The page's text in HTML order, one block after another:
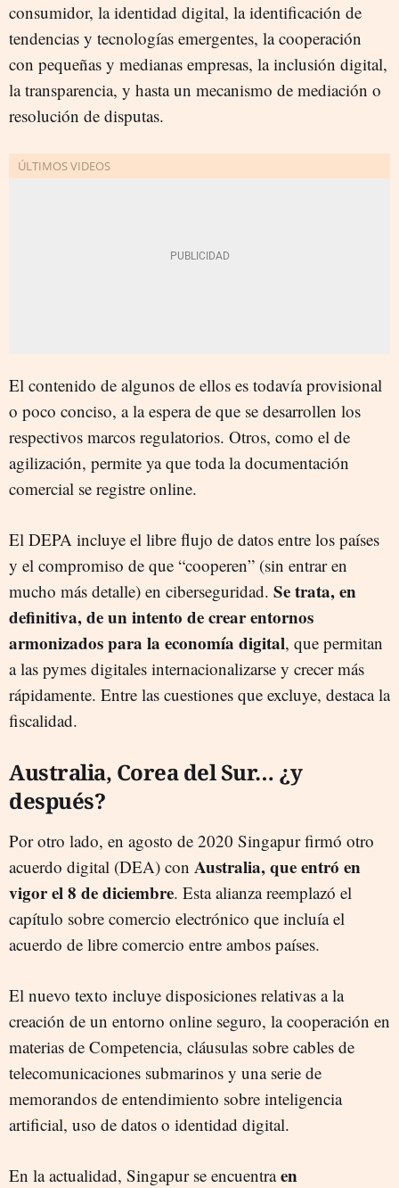
consumidor, la identidad digital, la identificación de
tendencias y tecnologías emergentes, la cooperación
con pequeñas y medianas empresas, la inclusión digital,
la transparencia, y hasta un mecanismo de mediación o
resolución de disputas.
El contenido de algunos de ellos es todavía provisional
o poco conciso, a la espera de que se desarrollen los
respectivos marcos regulatorios. Otros, como el de
agilización, permite ya que toda la documentación
comercial se registre online.
El DEPA incluye el libre flujo de datos entre los países
y el compromiso de que “cooperen” (sin entrar en
mucho más detalle) en ciberseguridad. Se trata, en
definitiva, de un intento de crear entornos
armonizados para la economía digital, que permitan
a las pymes digitales internacionalizarse y crecer más
rápidamente. Entre las cuestiones que excluye, destaca la
fiscalidad.
Australia, Corea del Sur… ¿y
después?
Por otro lado, en agosto de 2020 Singapur firmó otro
acuerdo digital (DEA) con Australia, que entró en
vigor el 8 de diciembre. Esta alianza reemplazó el
capítulo sobre comercio electrónico que incluía el
acuerdo de libre comercio entre ambos países.
El nuevo texto incluye disposiciones relativas a la
creación de un entorno online seguro, la cooperación en
materias de Competencia, cláusulas sobre cables de
telecomunicaciones submarinos y una serie de
memorandos de entendimiento sobre inteligencia
artificial, uso de datos o identidad digital.
En la actualidad, Singapur se encuentraen